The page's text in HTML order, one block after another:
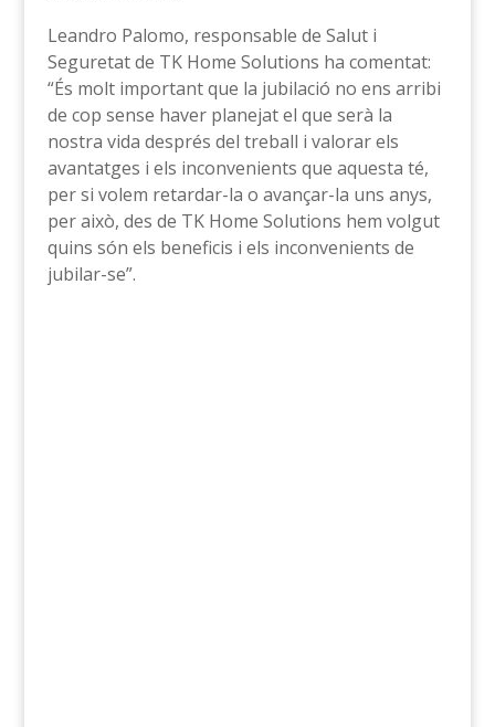
Leandro Palomo, responsable de Salut i
Seguretat de TK Home Solutions ha comentat:
“És molt important que la jubilació no ens arribi
de cop sense haver planejat el que serà la
nostra vida després del treball i valorar els
avantatges i els inconvenients que aquesta té,
per si volem retardar-la o avançar-la uns anys,
per això, des de TK Home Solutions hem volgut
quins són els beneficis i els inconvenients de
jubilar-se”.